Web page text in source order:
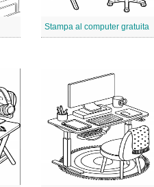
Stampa al computer gratuita